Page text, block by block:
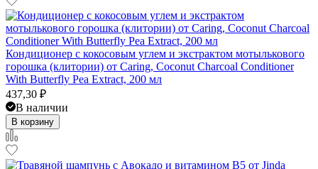
Кондиционер с кокосовым углем и экстрактом мотылькового
горошка (клитории) от Caring, Coconut Charcoal Conditioner
With Butterfly Pea Extract, 200 мл
437,30 ₽
В наличии
В корзину